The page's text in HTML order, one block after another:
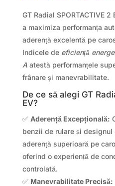
GT Radial SPORTACTIVE
a maximiza performanța
aderență excelentă pe
Indicele de eficiență
Aatestă performanțele
frânare și manevrabilitate.
De ce să alegi GT
EV?
✅ Aderență Excepțională:
benzii de rulare și
aderență superioară pe
oferind o experiență de
controlată.
✅ Manevrabilitate Precisă: